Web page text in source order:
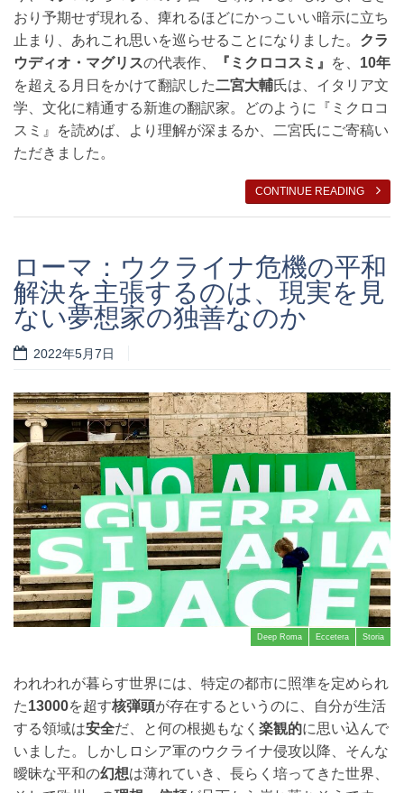
おり予期せず現れる、痺れるほどにかっこいい暗示に立ち
止まり、あれこれ思いを巡らせることになりました。 クラ
ウディオ・マグリスの代表作、 『ミクロコスミ』 を、 10年
を超える月日をかけて翻訳した二宮大輔氏は、イタリア文
学、文化に精通する新進の翻訳家。どのように『ミクロコ
スミ』を読めば、より理解が深まるか、二宮氏にご寄稿い
ただきました。
CONTINUE READING
ローマ：ウクライナ危機の平和
解決を主張するのは、現実を見
ない夢想家の独善なのか
2022年5月7日
Deep Roma Eccetera Storia
われわれが暮らす世界には、特定の都市に照準を定められ
た13000を超す核弾頭が存在するというのに、自分が生活
する領域は安全だ、と何の根拠もなく 楽観的に思い込んで
いました。しかしロシア軍のウクライナ侵攻以降、そんな
曖昧な平和の幻想は薄れていき、長らく培ってきた世界、